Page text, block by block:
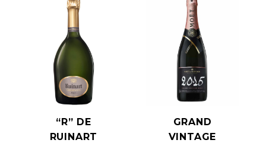
“R” DE
RUINART
GRAND
VINTAGE